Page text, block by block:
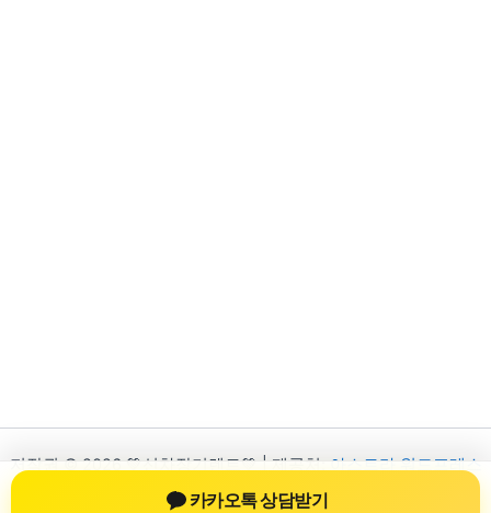
저작권 © 2026 💚신차장기렌트💚 | 제공처:
아스트라 워드프레스
테마
카카오톡 상담받기